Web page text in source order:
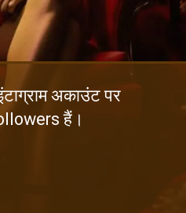
अकाउंट पर
हैं।